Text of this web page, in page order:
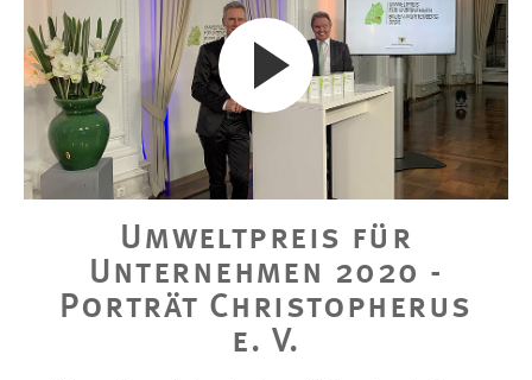
Umweltpreis für
Unternehmen 2020 -
Porträt Christopherus
e. V.